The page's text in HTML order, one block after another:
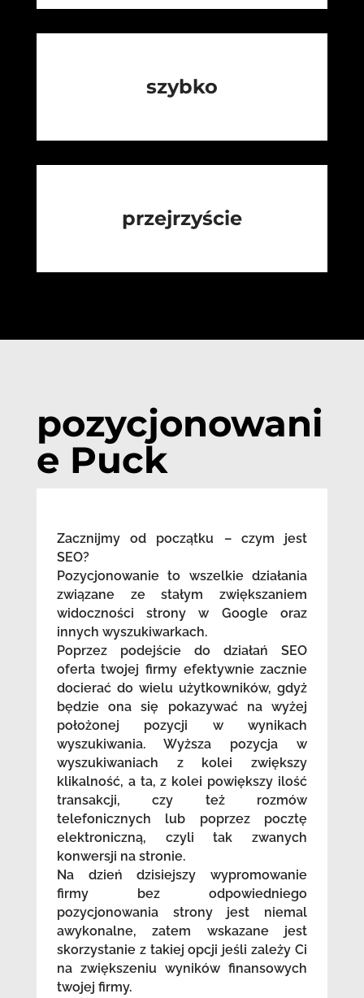
szybko
przejrzyście
pozycjonowani
e Puck
Zacznijmy od początku – czym jest
SEO?
Pozycjonowanie to wszelkie działania
związane ze stałym zwiększaniem
widoczności strony w Google oraz
innych wyszukiwarkach.
Poprzez podejście do działań SEO
oferta twojej firmy efektywnie zacznie
docierać do wielu użytkowników, gdyż
będzie ona się pokazywać na wyżej
położonej pozycji w wynikach
wyszukiwania. Wyższa pozycja w
wyszukiwaniach z kolei zwiększy
klikalność, a ta, z kolei powiększy ilość
transakcji, czy też rozmów
telefonicznych lub poprzez pocztę
elektroniczną, czyli tak zwanych
konwersji na stronie.
Na dzień dzisiejszy wypromowanie
firmy bez odpowiedniego
pozycjonowania strony jest niemal
awykonalne, zatem wskazane jest
skorzystanie z takiej opcji jeśli zależy Ci
na zwiększeniu wyników finansowych
twojej firmy.